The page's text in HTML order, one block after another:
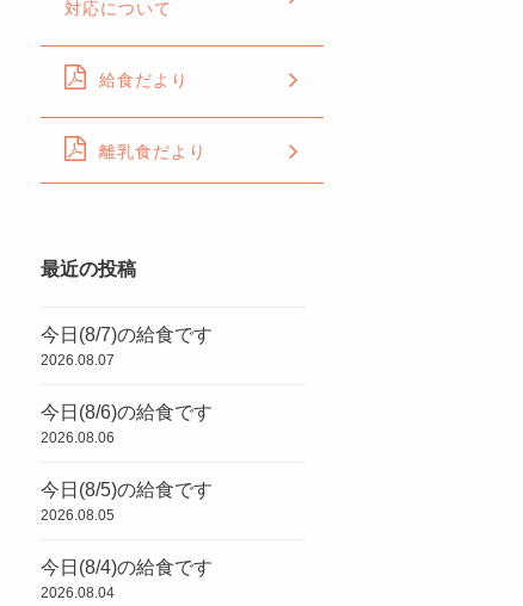
対応について
給食だより
離乳食だより
最近の投稿
今日(8/7)の給食です
2026.08.07
今日(8/6)の給食です
2026.08.06
今日(8/5)の給食です
2026.08.05
今日(8/4)の給食です
2026.08.04